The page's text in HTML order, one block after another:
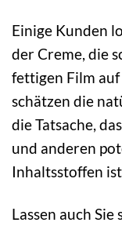
Einige Kunden
der Creme, die
fettigen Film
schätzen die
die Tatsache,
und anderen
Inhaltsstoffen ist.
Lassen auch